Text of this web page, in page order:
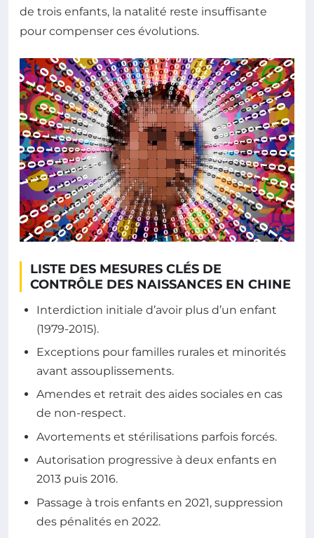
de trois enfants, la natalité reste insuffisante
pour compenser ces évolutions.
LISTE DES MESURES CLÉS DE
CONTRÔLE DES NAISSANCES EN CHINE
Interdiction initiale d’avoir plus d’un enfant
(1979-2015).
Exceptions pour familles rurales et minorités
avant assouplissements.
Amendes et retrait des aides sociales en cas
de non-respect.
Avortements et stérilisations parfois forcés.
Autorisation progressive à deux enfants en
2013 puis 2016.
Passage à trois enfants en 2021, suppression
des pénalités en 2022.